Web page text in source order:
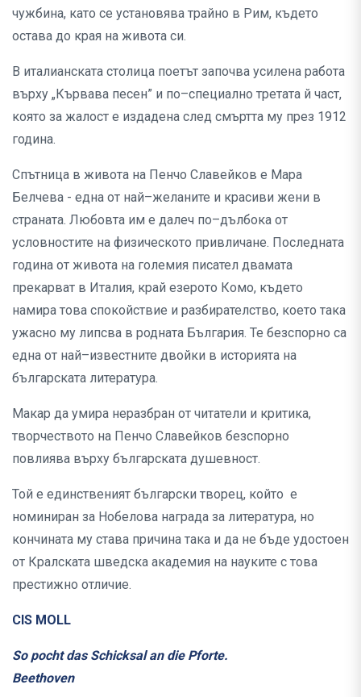
чужбина, като се установява трайно в Рим, където
остава до края на живота си.
В италианската столица поетът започва усилена работа
върху „Кървава песен” и по–специално третата й част,
която за жалост е издадена след смъртта му през 1912
година.
Спътница в живота на Пенчо Славейков е Мара
Белчева - една от най–желаните и красиви жени в
страната. Любовта им е далеч по–дълбока от
условностите на физическото привличане. Последната
година от живота на големия писател двамата
прекарват в Италия, край езерото Комо, където
намира това спокойствие и разбирателство, което така
ужасно му липсва в родната България. Те безспорно са
една от най–известните двойки в историята на
българската литература.
Макар да умира неразбран от читатели и критика,
творчеството на Пенчо Славейков безспорно
повлиява върху българската душевност.
Той е единственият български творец, който е
номиниран за Нобелова награда за литература, но
кончината му става причина така и да не бъде удостоен
от Кралската шведска академия на науките с това
престижно отличие.
CIS MOLL
So pocht das Schicksal an die Pforte.
Beethoven